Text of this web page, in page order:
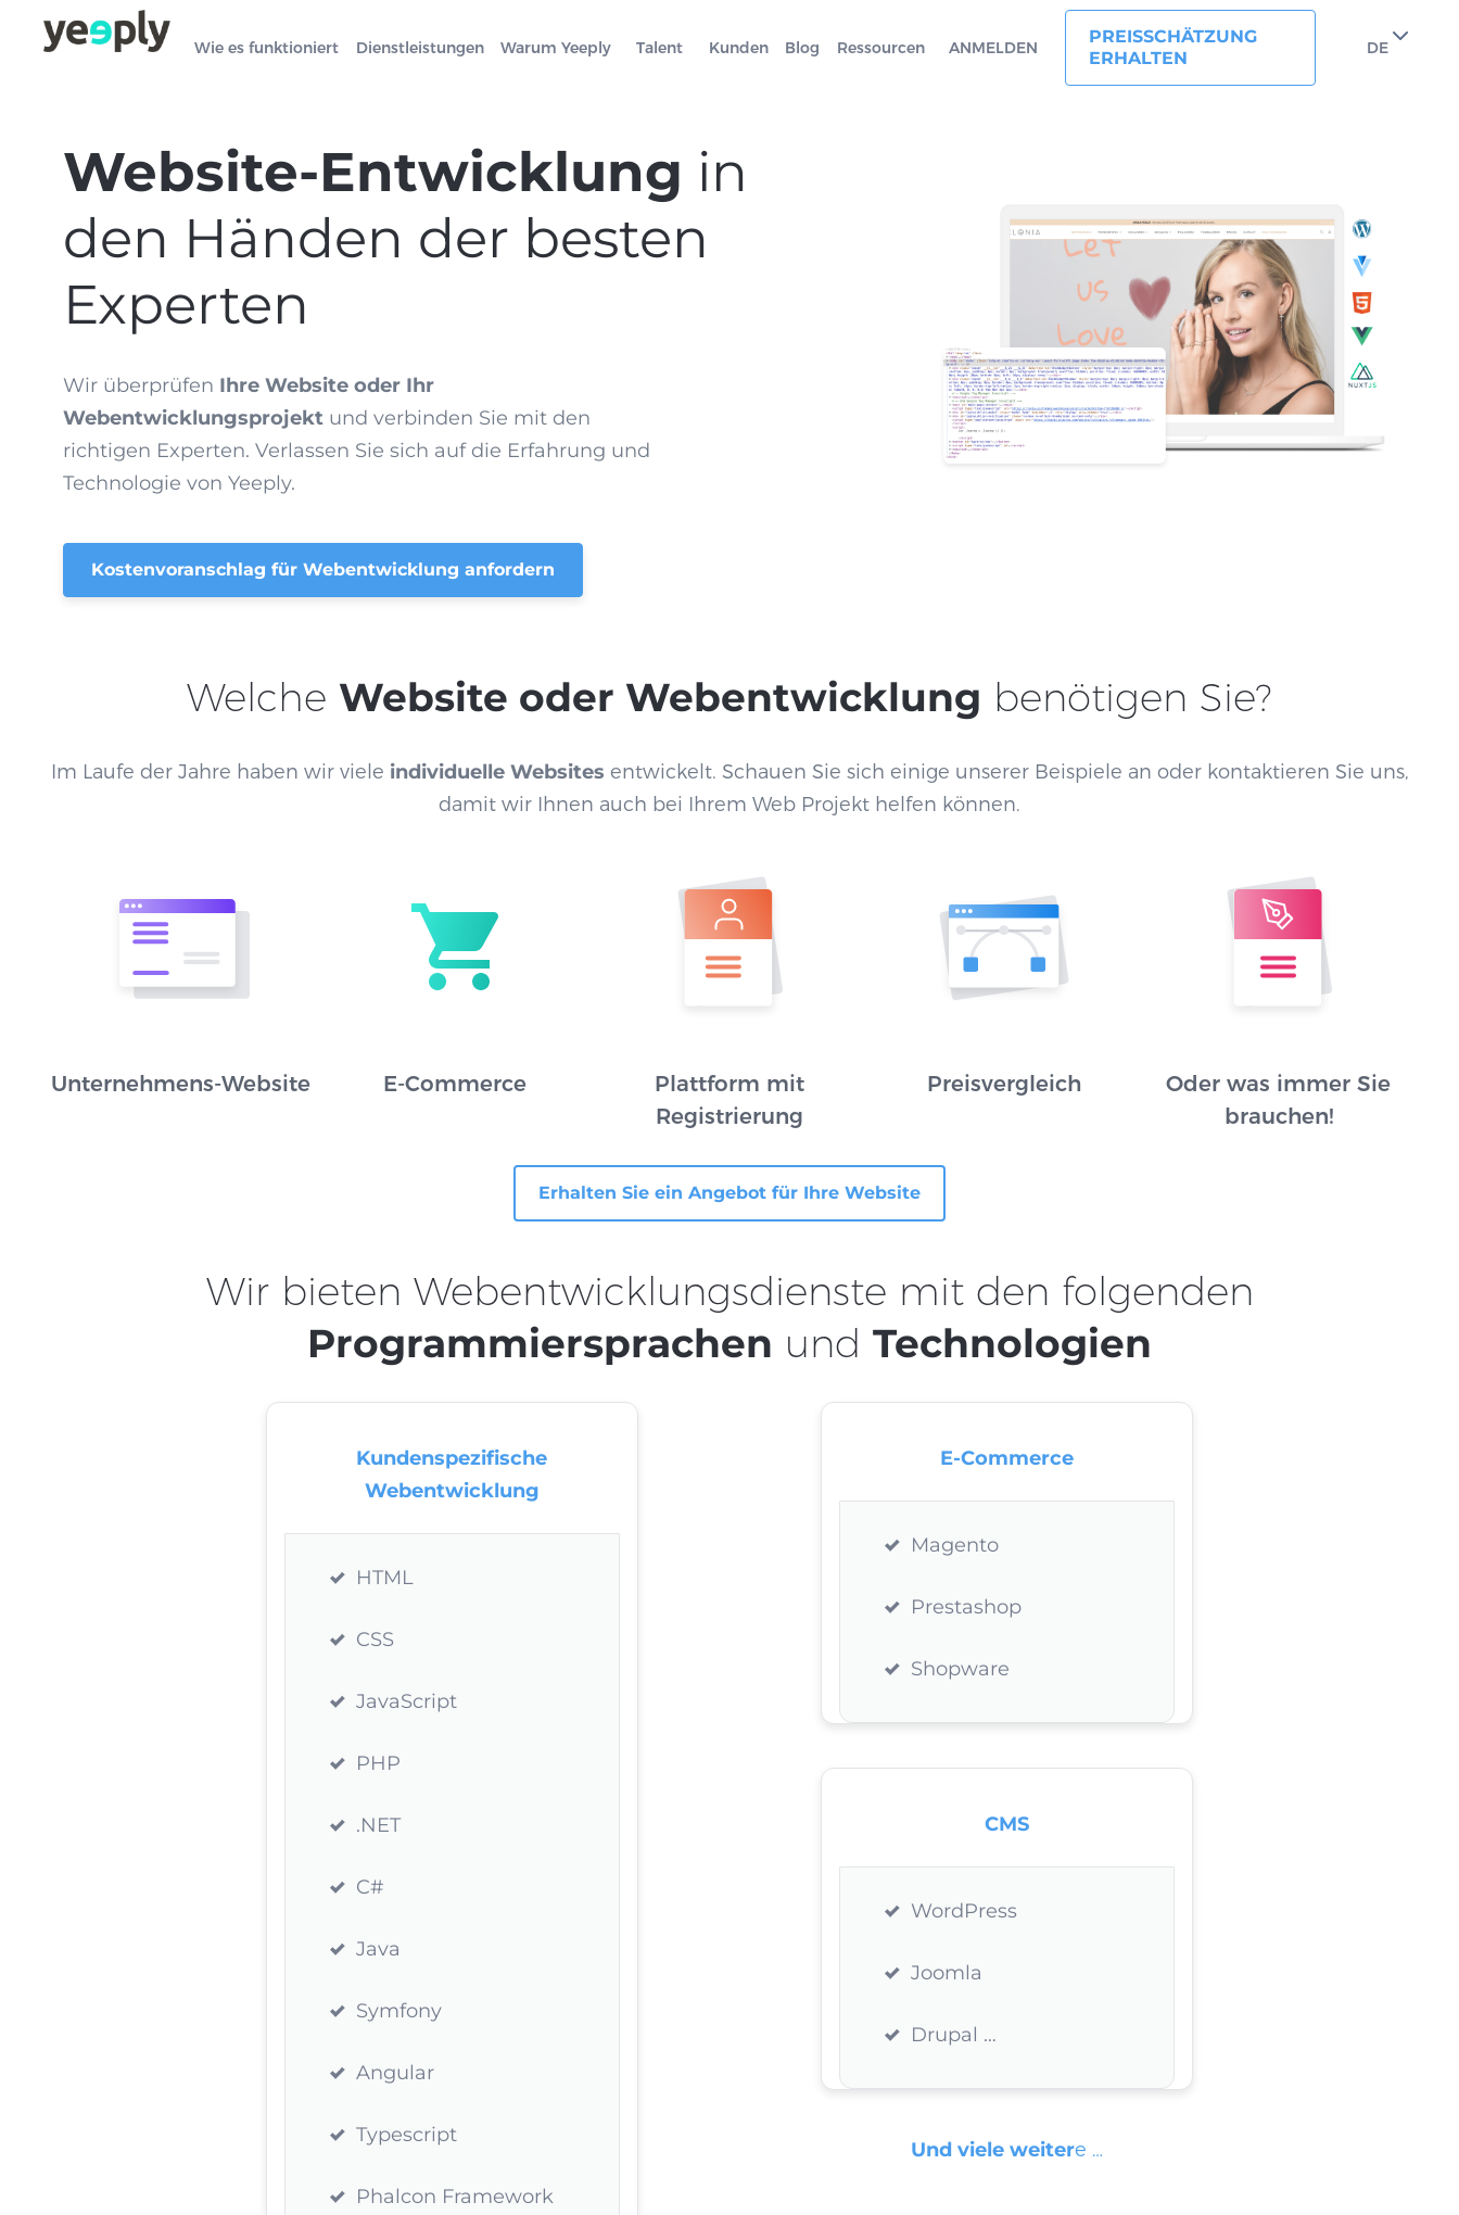
Wie es funktioniert Dienstleistungen Warum Yeeply Talent Kunden Blog Ressourcen ANMELDEN
PREISSCHÄTZUNG
ERHALTEN
DE
Website-Entwicklung in
den Händen der besten
Experten
Wir überprüfen Ihre Website oder Ihr
Webentwicklungsprojekt und verbinden Sie mit den
richtigen Experten. Verlassen Sie sich auf die Erfahrung und
Technologie von Yeeply.
Kostenvoranschlag für Webentwicklung anfordern
Welche Website oder Webentwicklung benötigen Sie?
Im Laufe der Jahre haben wir viele individuelle Websites entwickelt. Schauen Sie sich einige unserer Beispiele an oder kontaktieren Sie uns,
damit wir Ihnen auch bei Ihrem Web Projekt helfen können.
Unternehmens-Website E-Commerce
Plattform mit
Registrierung
Preisvergleich
Oder was immer Sie
brauchen!
Erhalten Sie ein Angebot für Ihre Website
Wir bieten Webentwicklungsdienste mit den folgenden
Programmiersprachen und Technologien
Kundenspezifische
Webentwicklung
HTML
CSS
JavaScript
PHP
.NET
C#
Java
Symfony
Angular
Typescript
Phalcon Framework
E-Commerce
Magento
Prestashop
Shopware
CMS
WordPress
Joomla
Drupal …
Und viele weitere …